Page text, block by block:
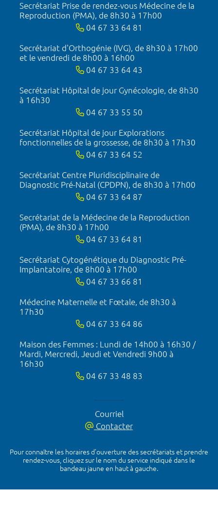
Secrétariat Prise de rendez-vous Médecine de la
Reproduction (PMA), de 8h30 à 17h00
04 67 33 64 81
Secrétariat d'Orthogénie (IVG), de 8h30 à 17h00
et le vendredi de 8h00 à 16h00
04 67 33 64 43
Secrétariat Hôpital de jour Gynécologie, de 8h30
à 16h30
04 67 33 55 50
Secrétariat Hôpital de jour Explorations
fonctionnelles de la grossesse, de 8h30 à 17h30
04 67 33 64 52
Secrétariat Centre Pluridisciplinaire de
Diagnostic Pré-Natal (CPDPN), de 8h30 à 17h00
04 67 33 64 87
Secrétariat de la Médecine de la Reproduction
(PMA), de 8h30 à 17h00
04 67 33 64 81
Secrétariat Cytogénétique du Diagnostic Pré-
Implantatoire, de 8h00 à 17h00
04 67 33 66 81
Médecine Maternelle et Fœtale, de 8h30 à
17h30
04 67 33 64 86
Maison des Femmes : Lundi de 14h00 à 16h30 /
Mardi, Mercredi, Jeudi et Vendredi 9h00 à
16h30
04 67 33 48 83
Courriel
Contacter
Pour connaître les horaires d’ouverture des secrétariats et prendre
rendez-vous, cliquez sur le nom du service indiqué dans le
bandeau jaune en haut à gauche.